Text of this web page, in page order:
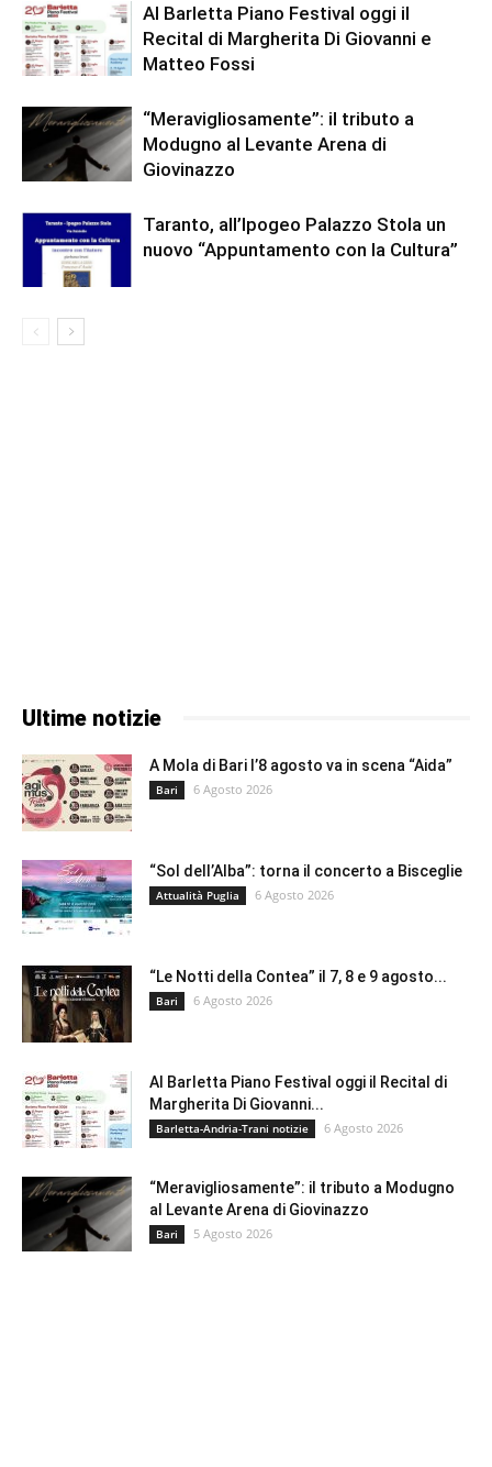
Al Barletta Piano Festival oggi il
Recital di Margherita Di Giovanni e
Matteo Fossi
“Meravigliosamente”: il tributo a
Modugno al Levante Arena di
Giovinazzo
Taranto, all’Ipogeo Palazzo Stola un
nuovo “Appuntamento con la Cultura”
Ultime notizie
A Mola di Bari l’8 agosto va in scena “Aida”
Bari 6 Agosto 2026
“Sol dell’Alba”: torna il concerto a Bisceglie
Attualità Puglia 6 Agosto 2026
“Le Notti della Contea” il 7, 8 e 9 agosto...
Bari 6 Agosto 2026
Al Barletta Piano Festival oggi il Recital di
Margherita Di Giovanni...
Barletta-Andria-Trani notizie 6 Agosto 2026
“Meravigliosamente”: il tributo a Modugno
al Levante Arena di Giovinazzo
Bari 5 Agosto 2026